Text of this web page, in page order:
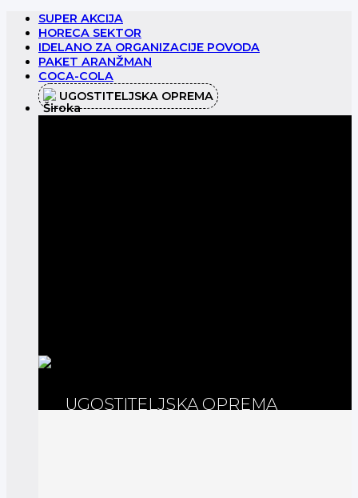
Preskoči
sadržaj
SUPER AKCIJA
HORECA SEKTOR
IDELANO ZA ORGANIZACIJE POVODA
PAKET ARANŽMAN
COCA-COLA
UGOSTITELJSKA OPREMA
UGOSTITELJSKA OPREMA